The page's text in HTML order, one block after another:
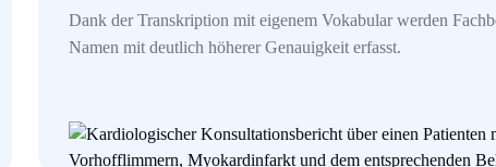
Dank der Transkription mit eigenem Vokabular werden
Namen mit deutlich höherer Genauigkeit erfasst.